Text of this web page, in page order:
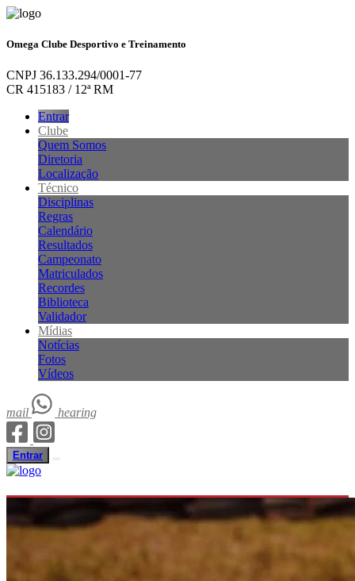
Omega Clube Desportivo e Treinamento
CNPJ 36.133.294/0001-77
CR 415183 / 12ª RM
Entrar
Clube
Quem Somos
Diretoria
Localização
Técnico
Disciplinas
Regras
Calendário
Resultados
Campeonato
Matriculados
Recordes
Biblioteca
Validador
Mídias
Notícias
Fotos
Vídeos
mail hearing
Entrar